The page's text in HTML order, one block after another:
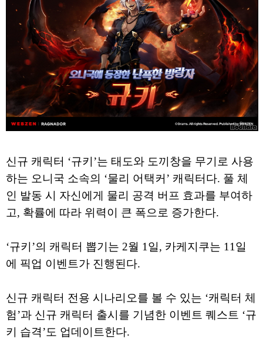
신규 캐릭터 ‘규키’는 태도와 도끼창을 무기로 사용
하는 오니국 소속의 ‘물리 어택커’ 캐릭터다. 풀 체
인 발동 시 자신에게 물리 공격 버프 효과를 부여하
고, 확률에 따라 위력이 큰 폭으로 증가한다.
‘규키’의 캐릭터 뽑기는 2월 1일, 카케지쿠는 11일
에 픽업 이벤트가 진행된다.
신규 캐릭터 전용 시나리오를 볼 수 있는 ‘캐릭터 체
험’과 신규 캐릭터 출시를 기념한 이벤트 퀘스트 ‘규
키 습격’도 업데이트한다.